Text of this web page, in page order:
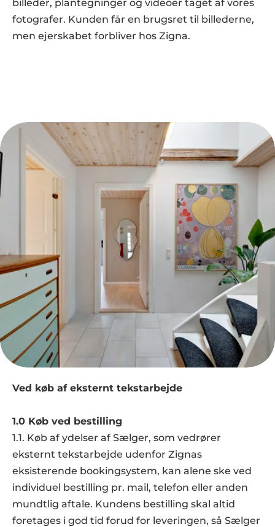
billeder, plantegninger og videoer taget af vores
fotografer. Kunden får en brugsret til billederne,
men ejerskabet forbliver hos Zigna.
Ved køb af eksternt tekstarbejde
1.0 Køb ved bestilling
1.1. Køb af ydelser af Sælger, som vedrører
eksternt tekstarbejde udenfor Zignas
eksisterende bookingsystem, kan alene ske ved
individuel bestilling pr. mail, telefon eller anden
mundtlig aftale. Kundens bestilling skal altid
foretages i god tid forud for leveringen, så Sælger